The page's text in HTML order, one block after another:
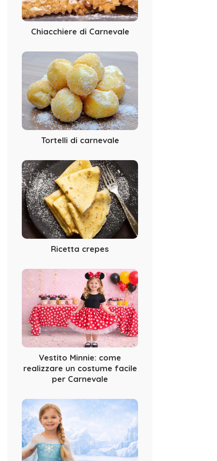
Chiacchiere di Carnevale
Tortelli di carnevale
Ricetta crepes
Vestito Minnie: come
realizzare un costume facile
per Carnevale